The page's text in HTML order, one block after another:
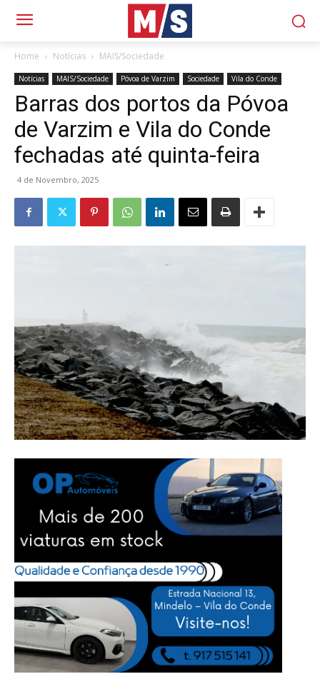
Home Notícias MAIS/Sociedade
Notícias MAIS/Sociedade Póvoa de Varzim Sociedade Vila do Conde
Barras dos portos da Póvoa
de Varzim e Vila do Conde
fechadas até quinta-feira
4 de Novembro, 2025